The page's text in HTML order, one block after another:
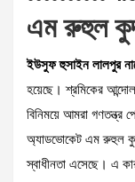
এম রুহুল
ইউসুফ হুসাইন লালপুর
হয়েছে। শ্রমিকের
বিনিময়ে আমরা গণতন্ত্র
অ্যাডভোকেট এম রুহুল
স্বাধীনতা এসেছে। এ